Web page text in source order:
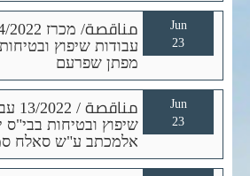
Jun
23 עבודות שיפוץ
מפתן שפרעם
Jun
23 שיפוץ ובטיחות בבי"ס
אלמכתב ע"ש סאלח